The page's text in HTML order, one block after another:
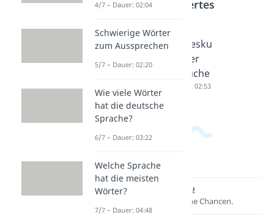
Wissenswertes
Love
Languag
Liebeste
Liebesku
mmer
Sprüche
Dauer: 02:53
Lernen lohnt sich!
Entdecke hier deine Chancen.
4/7 – Dauer: 02:04
Schwierige Wörter
zum Aussprechen
5/7 – Dauer: 02:20
Wie viele Wörter
hat die deutsche
Sprache?
6/7 – Dauer: 03:22
Welche Sprache
hat die meisten
Wörter?
7/7 – Dauer: 04:48